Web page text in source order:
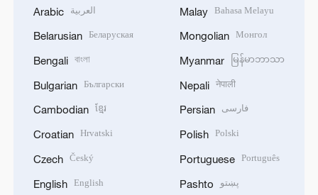
Arabic العربية
Belarusian Беларуская
Bengali বাংলা
Bulgarian Български
Cambodian ខ្មែរ
Croatian Hrvatski
Czech Český
English English
Malay Bahasa Melayu
Mongolian Монгол
Myanmar မြန်မာဘာသာ
Nepali नेपाली
Persian فارسی
Polish Polski
Portuguese Português
Pashto پښتو